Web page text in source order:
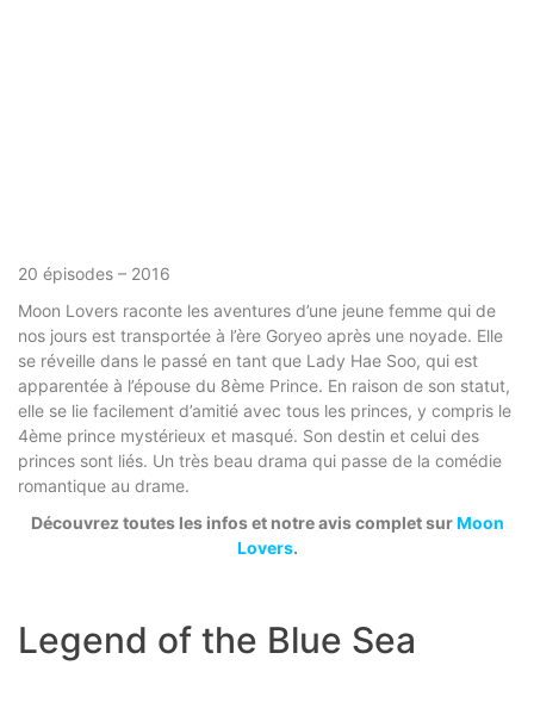
20 épisodes – 2016
Moon Lovers raconte les aventures d’une jeune femme qui de
nos jours est transportée à l’ère Goryeo après une noyade. Elle
se réveille dans le passé en tant que Lady Hae Soo, qui est
apparentée à l’épouse du 8ème Prince. En raison de son statut,
elle se lie facilement d’amitié avec tous les princes, y compris le
4ème prince mystérieux et masqué. Son destin et celui des
princes sont liés. Un très beau drama qui passe de la comédie
romantique au drame.
Découvrez toutes les infos et notre avis complet surMoon
Lovers.
Legend of the Blue Sea